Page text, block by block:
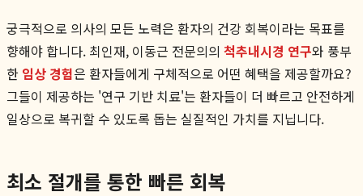
궁극적으로 의사의 모든 노력은 환자의 건강 회복이라는 목표를
향해야 합니다. 최인재, 이동근 전문의의 척추내시경 연구와 풍부
한 임상 경험은 환자들에게 구체적으로 어떤 혜택을 제공할까요?
그들이 제공하는 '연구 기반 치료'는 환자들이 더 빠르고 안전하게
일상으로 복귀할 수 있도록 돕는 실질적인 가치를 지닙니다.
최소 절개를 통한 빠른 회복